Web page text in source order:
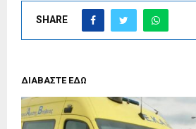
SHARE
ΔΙΑΒΑΣΤΕ ΕΔΩ